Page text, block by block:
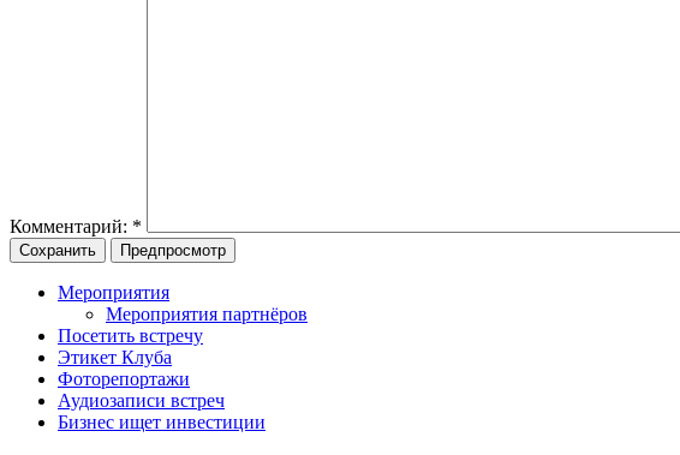
Комментарий: *
Мероприятия
Мероприятия партнёров
Посетить встречу
Этикет Клуба
Фоторепортажи
Аудиозаписи встреч
Бизнес ищет инвестиции